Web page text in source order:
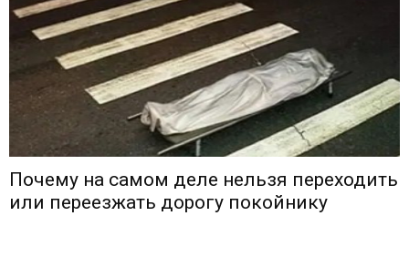
Почему на самом деле нельзя переходить
или переезжать дорогу покойнику